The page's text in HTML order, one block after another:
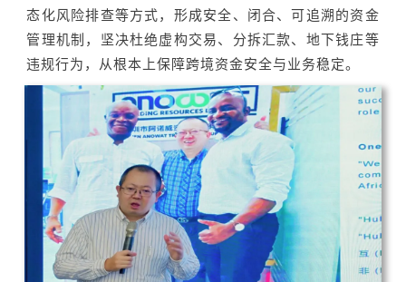
态化风险排查等方式，形成安全、闭合、可追溯的资金
管理机制，坚决杜绝虚构交易、分拆汇款、地下钱庄等
违规行为，从根本上保障跨境资金安全与业务稳定。